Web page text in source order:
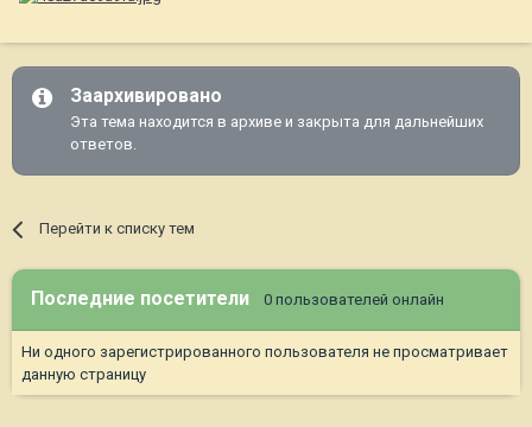
Заархивировано
Эта тема находится в архиве и закрыта для дальнейших
ответов.
Перейти к списку тем
Последние посетители 0 пользователей онлайн
Ни одного зарегистрированного пользователя не просматривает
данную страницу